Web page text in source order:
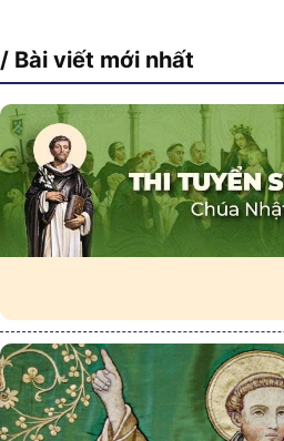
/ Bài viết mới nhất